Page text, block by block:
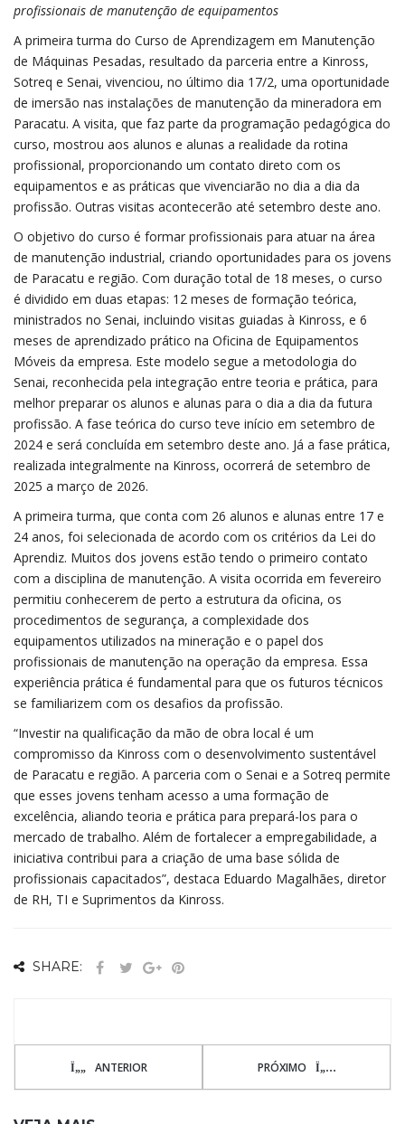
profissionais de manutenção de equipamentos
A primeira turma do Curso de Aprendizagem em Manutenção
de Máquinas Pesadas, resultado da parceria entre a Kinross,
Sotreq e Senai, vivenciou, no último dia 17/2, uma oportunidade
de imersão nas instalações de manutenção da mineradora em
Paracatu. A visita, que faz parte da programação pedagógica do
curso, mostrou aos alunos e alunas a realidade da rotina
profissional, proporcionando um contato direto com os
equipamentos e as práticas que vivenciarão no dia a dia da
profissão. Outras visitas acontecerão até setembro deste ano.
O objetivo do curso é formar profissionais para atuar na área
de manutenção industrial, criando oportunidades para os jovens
de Paracatu e região. Com duração total de 18 meses, o curso
é dividido em duas etapas: 12 meses de formação teórica,
ministrados no Senai, incluindo visitas guiadas à Kinross, e 6
meses de aprendizado prático na Oficina de Equipamentos
Móveis da empresa. Este modelo segue a metodologia do
Senai, reconhecida pela integração entre teoria e prática, para
melhor preparar os alunos e alunas para o dia a dia da futura
profissão. A fase teórica do curso teve início em setembro de
2024 e será concluída em setembro deste ano. Já a fase prática,
realizada integralmente na Kinross, ocorrerá de setembro de
2025 a março de 2026.
A primeira turma, que conta com 26 alunos e alunas entre 17 e
24 anos, foi selecionada de acordo com os critérios da Lei do
Aprendiz. Muitos dos jovens estão tendo o primeiro contato
com a disciplina de manutenção. A visita ocorrida em fevereiro
permitiu conhecerem de perto a estrutura da oficina, os
procedimentos de segurança, a complexidade dos
equipamentos utilizados na mineração e o papel dos
profissionais de manutenção na operação da empresa. Essa
experiência prática é fundamental para que os futuros técnicos
se familiarizem com os desafios da profissão.
“Investir na qualificação da mão de obra local é um
compromisso da Kinross com o desenvolvimento sustentável
de Paracatu e região. A parceria com o Senai e a Sotreq permite
que esses jovens tenham acesso a uma formação de
excelência, aliando teoria e prática para prepará-los para o
mercado de trabalho. Além de fortalecer a empregabilidade, a
iniciativa contribui para a criação de uma base sólida de
profissionais capacitados”, destaca Eduardo Magalhães, diretor
de RH, TI e Suprimentos da Kinross.
SHARE:
ANTERIOR PRÓXIMO